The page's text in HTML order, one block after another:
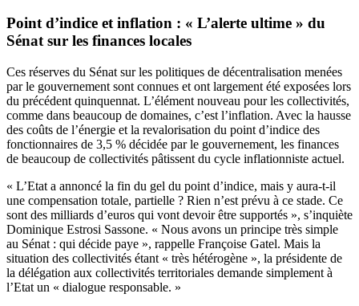
Point d’indice et inflation : « L’alerte ultime » du
Sénat sur les finances locales
Ces réserves du Sénat sur les politiques de décentralisation menées
par le gouvernement sont connues et ont largement été exposées lors
du précédent quinquennat. L’élément nouveau pour les collectivités,
comme dans beaucoup de domaines, c’est l’inflation. Avec la hausse
des coûts de l’énergie et la revalorisation du point d’indice des
fonctionnaires de 3,5 % décidée par le gouvernement, les finances
de beaucoup de collectivités pâtissent du cycle inflationniste actuel.
« L’Etat a annoncé la fin du gel du point d’indice, mais y aura-t-il
une compensation totale, partielle ? Rien n’est prévu à ce stade. Ce
sont des milliards d’euros qui vont devoir être supportés », s’inquiète
Dominique Estrosi Sassone. « Nous avons un principe très simple
au Sénat : qui décide paye », rappelle Françoise Gatel. Mais la
situation des collectivités étant « très hétérogène », la présidente de
la délégation aux collectivités territoriales demande simplement à
l’Etat un « dialogue responsable. »